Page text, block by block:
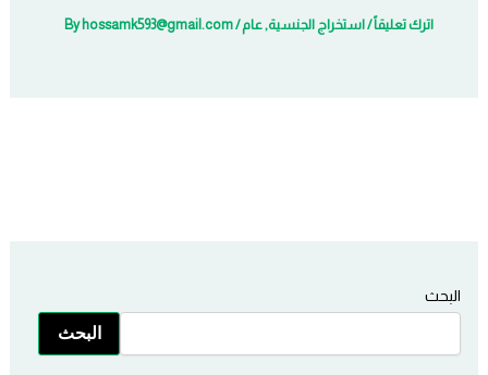
اترك تعليقاً/استخراج الجنسية, عام/ By
hossamk593@gmail.com
البحث
البحث